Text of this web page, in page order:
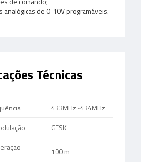
analógicas de 0-10V programáveis.
Técnicas
433MHz~434MHz
GFSK
100 m